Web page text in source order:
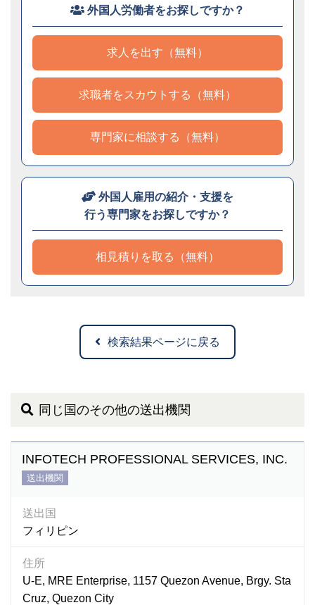
外国人労働者をお探しですか？
求人を出す（無料）
求職者をスカウトする（無料）
専門家に相談する（無料）
外国人雇用の紹介・支援を
行う専門家をお探しですか？
相見積りを取る（無料）
検索結果ページに戻る
同じ国のその他の送出機関
INFOTECH PROFESSIONAL SERVICES, INC.
送出機関
送出国
フィリピン
住所
U-E, MRE Enterprise, 1157 Quezon Avenue, Brgy. Sta
Cruz, Quezon City